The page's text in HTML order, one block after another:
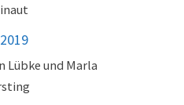
Lübke und Marla